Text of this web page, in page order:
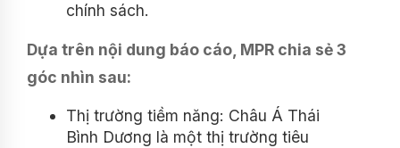
chính sách.
Dựa trên nội dung báo cáo, MPR chia sẻ 3
góc nhìn sau:
Thị trường tiềm năng: Châu Á Thái
Bình Dương là một thị trường tiêu